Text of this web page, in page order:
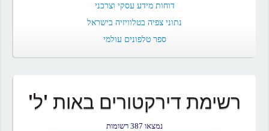
דוחות מידע עסקי וצרכני
נתוני צפיה בטלוויזיה בישראל
ספר טלפונים עולמי
רשימת דירקטורים באות 'ל'
נמצאו 387 רשומות